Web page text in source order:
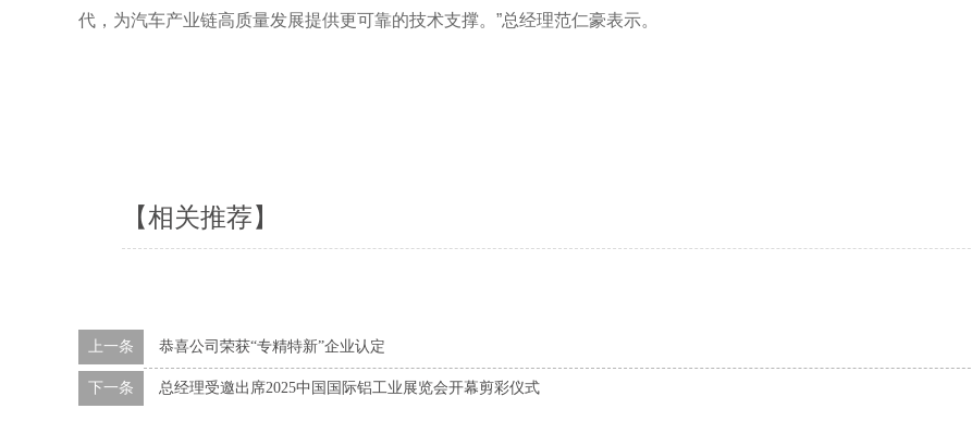
代，为汽车产业链高质量发展提供更可靠的技术支撑。”总经理范仁豪表示。
【相关推荐】
上一条 恭喜公司荣获“专精特新”企业认定
下一条 总经理受邀出席2025中国国际铝工业展览会开幕剪彩仪式